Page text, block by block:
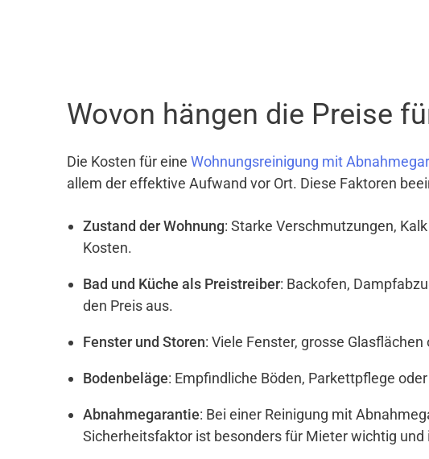
Wovon hängen die Preise
Die Kosten für eine Wohnungsreinigung mit
allem der effektive Aufwand vor Ort. Diese Faktoren
Zustand der Wohnung: Starke Verschmutzungen,
Kosten.
Bad und Küche als Preistreiber: Backofen,
den Preis aus.
Fenster und Storen: Viele Fenster, grosse
Bodenbeläge: Empfindliche Böden, Parkettpflege
Abnahmegarantie: Bei einer Reinigung mit
Sicherheitsfaktor ist besonders für Mieter wichtig